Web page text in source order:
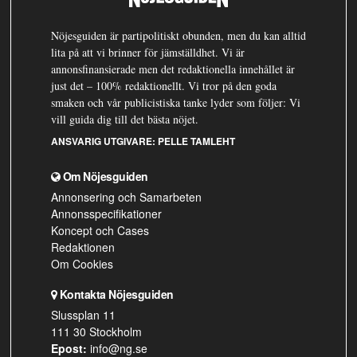
Nöjesguiden är partipolitiskt obunden, men du kan alltid
lita på att vi brinner för jämställdhet. Vi är
annonsfinansierade men det redaktionella innehållet är
just det – 100% redaktionellt. Vi tror på den goda
smaken och vår publicistiska tanke lyder som följer: Vi
vill guida dig till det bästa nöjet.
ANSVARIG UTGIVARE: PELLE TAMLEHT
Om Nöjesguiden
Annonsering och Samarbeten
Annonsspecifikationer
Koncept och Cases
Redaktionen
Om Cookies
Kontakta Nöjesguiden
Slussplan 11
111 30 Stockholm
Epost: info@ng.se